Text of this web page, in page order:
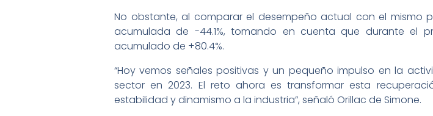
No obstante, al comparar el desempeño actual con el mismo
acumulada de -44.1%, tomando en cuenta que durante el
acumulado de +80.4%.
“Hoy vemos señales positivas y un pequeño impulso en la
sector en 2023. El reto ahora es transformar esta
estabilidad y dinamismo a la industria”, señaló Orillac de Simone.